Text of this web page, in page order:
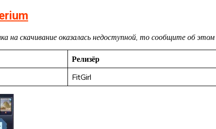
на скачивание оказалась недоступной, то сообщите об
Релизёр
FitGirl